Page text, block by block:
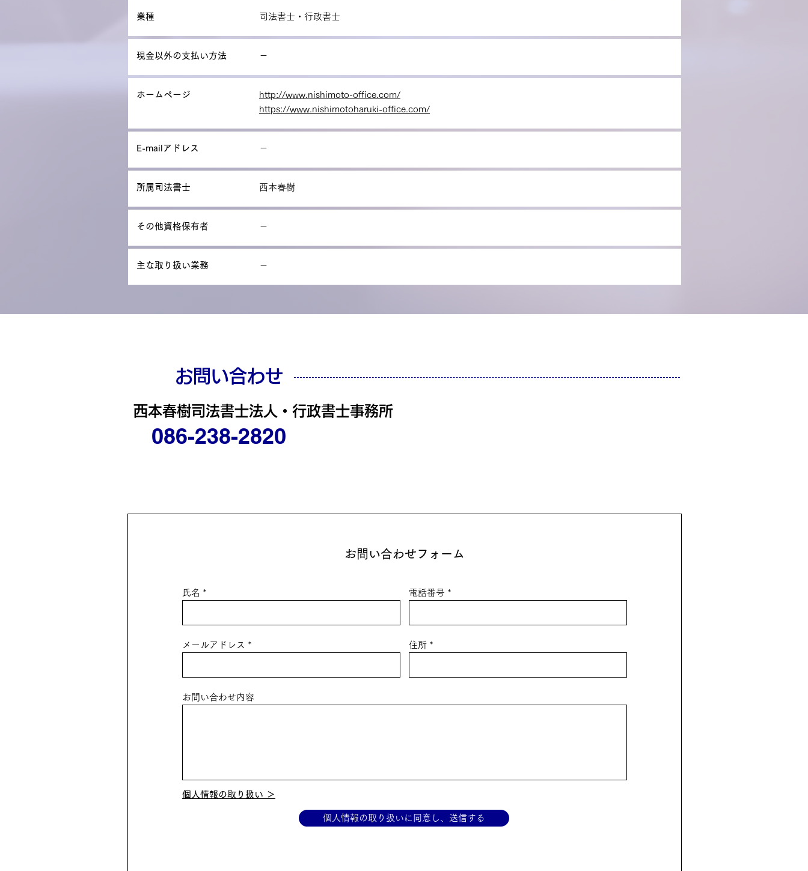
業種 司法書士・行政書士
現金以外の支払い方法 －
ホームページ
http://www.nishimoto-office.com/
https://www.nishimotoharuki-office.com/
E-mailアドレス －
所属司法書士 西本春樹
その他資格保有者 －
主な取り扱い業務 －
お問い合わせ
西本春樹司法書士法人・行政書士事務所
086-238-2820
お問い合わせフォーム
氏名 電話番号
メールアドレス 住所
お問い合わせ内容
個人情報の取り扱い ＞
個人情報の取り扱いに同意し、送信する